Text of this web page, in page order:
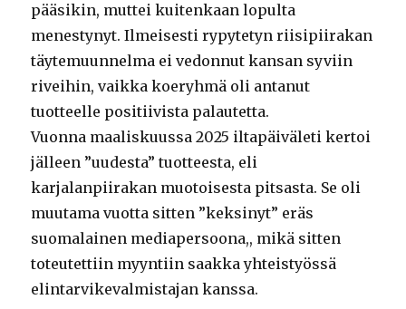
pääsikin, muttei kuitenkaan lopulta
menestynyt. Ilmeisesti rypytetyn riisipiirakan
täytemuunnelma ei vedonnut kansan syviin
riveihin, vaikka koeryhmä oli antanut
tuotteelle positiivista palautetta.
Vuonna maaliskuussa 2025 iltapäiväleti kertoi
jälleen ”uudesta” tuotteesta, eli
karjalanpiirakan muotoisesta pitsasta. Se oli
muutama vuotta sitten ”keksinyt” eräs
suomalainen mediapersoona,, mikä sitten
toteutettiin myyntiin saakka yhteistyössä
elintarvikevalmistajan kanssa.